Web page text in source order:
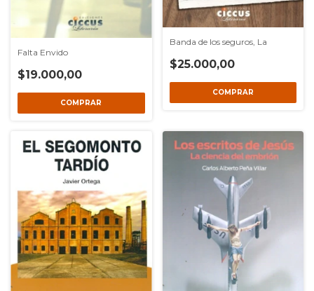
Falta Envido
$19.000,00
Banda de los seguros, La
$25.000,00